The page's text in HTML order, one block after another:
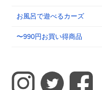
お風呂で遊べるカーズ
〜990円お買い得商品